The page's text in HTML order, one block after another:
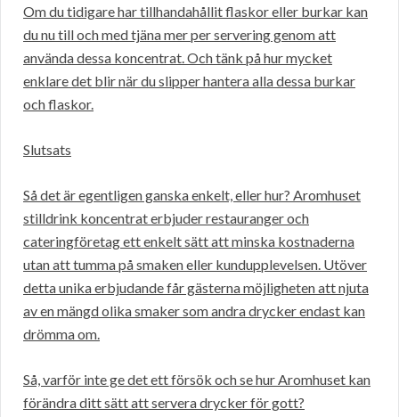
Om du tidigare har tillhandahållit flaskor eller burkar kan
du nu till och med tjäna mer per servering genom att
använda dessa koncentrat. Och tänk på hur mycket
enklare det blir när du slipper hantera alla dessa burkar
och flaskor.
Slutsats
Så det är egentligen ganska enkelt, eller hur? Aromhuset
stilldrink koncentrat erbjuder restauranger och
cateringföretag ett enkelt sätt att minska kostnaderna
utan att tumma på smaken eller kundupplevelsen. Utöver
detta unika erbjudande får gästerna möjligheten att njuta
av en mängd olika smaker som andra drycker endast kan
drömma om.
Så, varför inte ge det ett försök och se hur Aromhuset kan
förändra ditt sätt att servera drycker för gott?